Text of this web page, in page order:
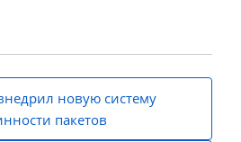
новую систему
пакетов